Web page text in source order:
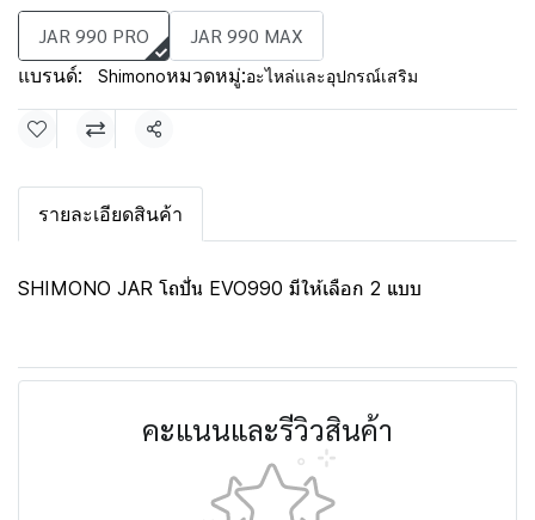
JAR 990 PRO JAR 990 MAX
แบรนด์: Shimonoหมวดหมู่:อะไหล่และอุปกรณ์เสริม
แชร์
รายละเอียดสินค้า
SHIMONO JAR โถปั่น EVO990 มีให้เลือก 2 แบบ
คะแนนและรีวิวสินค้า